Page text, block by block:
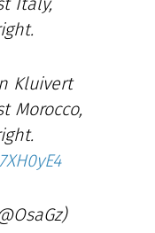
Kluivert
Morocco,